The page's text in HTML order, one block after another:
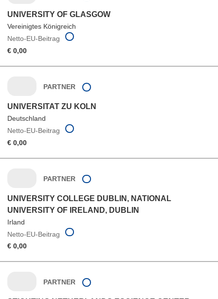
UNIVERSITY OF GLASGOW
Vereinigtes Königreich
Netto-EU-Beitrag
€ 0,00
PARTNER
UNIVERSITAT ZU KOLN
Deutschland
Netto-EU-Beitrag
€ 0,00
PARTNER
UNIVERSITY COLLEGE DUBLIN, NATIONAL
UNIVERSITY OF IRELAND, DUBLIN
Irland
Netto-EU-Beitrag
€ 0,00
PARTNER